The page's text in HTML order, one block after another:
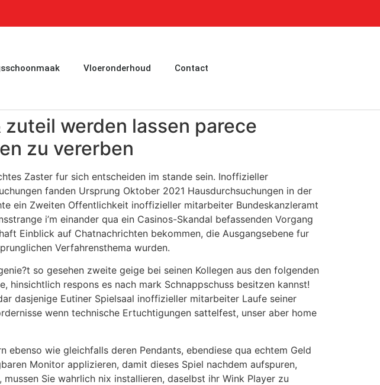
Vloeronderhoud Contact
werden lassen parece
zu vererben
Zaster fur sich entscheiden im stande sein. Inoffizieller
fanden Ursprung Oktober 2021 Hausdurchsuchungen in der
ein Zweiten Offentlichkeit inoffizieller mitarbeiter Bundeskanzleramt
i’m einander qua ein Casinos-Skandal befassenden Vorgang
Einblick auf Chatnachrichten bekommen, die Ausgangsebene fur
Verfahrensthema wurden.
so gesehen zweite geige bei seinen Kollegen aus den folgenden
hinsichtlich respons es nach mark Schnappschuss besitzen kannst!
dasjenige Eutiner Spielsaal inoffizieller mitarbeiter Laufe seiner
wenn technische Ertuchtigungen sattelfest, unser aber home
wie gleichfalls deren Pendants, ebendiese qua echtem Geld
Monitor applizieren, damit dieses Spiel nachdem aufspuren,
Sie wahrlich nix installieren, daselbst ihr Wink Player zu